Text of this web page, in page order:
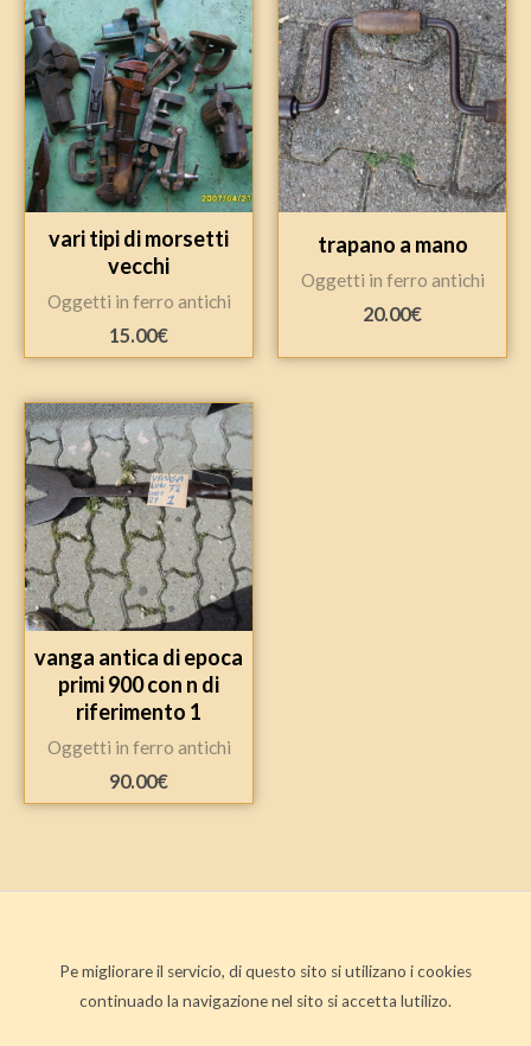
vari tipi di morsetti
vecchi
Oggetti in ferro antichi
15.00€
trapano a mano
Oggetti in ferro antichi
20.00€
vanga antica di epoca
primi 900 con n di
riferimento 1
Oggetti in ferro antichi
90.00€
Pe migliorare il servicio, di questo sito si utilizano i cookies
continuado la navigazione nel sito si accetta lutilizo.